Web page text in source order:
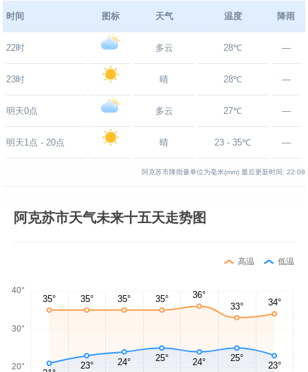
时间 图标 天气 温度 降雨
22时 多云 28℃ —
23时 晴 28℃ —
明天0点 多云 27℃ —
明天1点 - 20点 晴 23 - 35℃ —
阿克苏市降雨量单位为毫米(mm) 最后更新时间: 22:08
阿克苏市天气未来十五天走势图
高温 低温